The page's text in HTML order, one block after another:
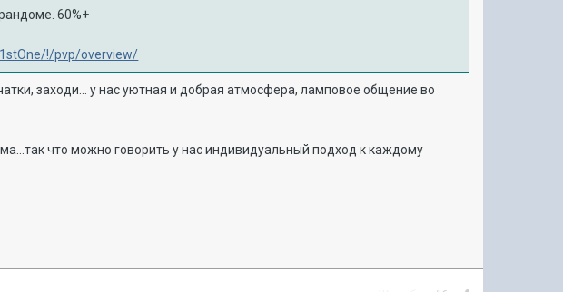
60%+
!/pvp/overview/
заходи... у нас уютная и добрая атмосфера, ламповое общение во
что можно говорить у нас индивидуальный подход к каждому